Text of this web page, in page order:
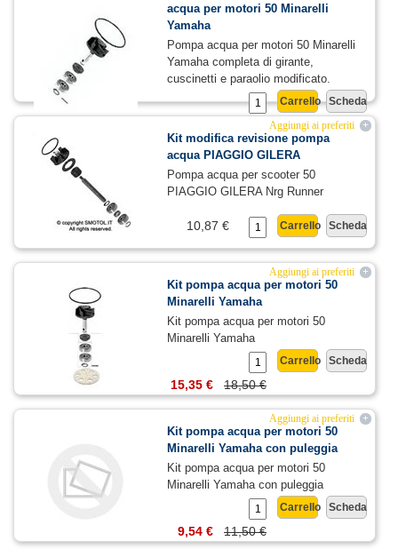
acqua per motori 50 Minarelli
Yamaha
Pompa acqua per motori 50 Minarelli
Yamaha completa di girante,
cuscinetti e paraolio modificato.
Scheda
Carrello
+
Aggiungi ai preferiti
Kit modifica revisione pompa
acqua PIAGGIO GILERA
Pompa acqua per scooter 50
PIAGGIO GILERA Nrg Runner
Scheda
Carrello
10,87 €
+
Aggiungi ai preferiti
Kit pompa acqua per motori 50
Minarelli Yamaha
Kit pompa acqua per motori 50
Minarelli Yamaha
Scheda
Carrello
18,50 €
15,35 €
+
Aggiungi ai preferiti
Kit pompa acqua per motori 50
Minarelli Yamaha con puleggia
Kit pompa acqua per motori 50
Minarelli Yamaha con puleggia
Scheda
Carrello
11,50 €
9,54 €